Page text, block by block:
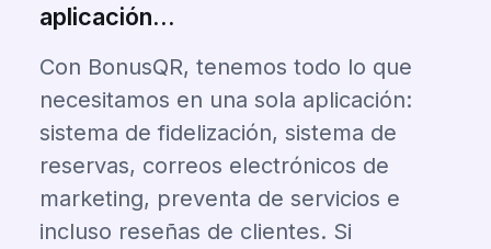
aplicación...
Con BonusQR, tenemos todo lo que
necesitamos en una sola aplicación:
sistema de fidelización, sistema de
reservas, correos electrónicos de
marketing, preventa de servicios e
incluso reseñas de clientes. Si